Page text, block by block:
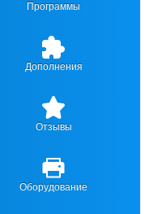
Программы
Дополнения
Отзывы
Оборудование